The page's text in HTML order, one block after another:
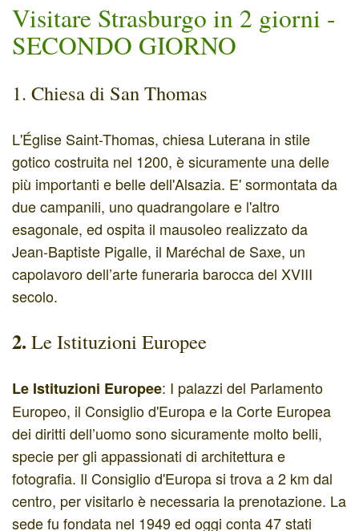
Visitare Strasburgo in 2 giorni -
SECONDO GIORNO
1. Chiesa di San Thomas
L'Église Saint-Thomas, chiesa Luterana in stile
gotico costruita nel 1200, è sicuramente una delle
più importanti e belle dell'Alsazia. E' sormontata da
due campanili, uno quadrangolare e l'altro
esagonale, ed ospita il mausoleo realizzato da
Jean-Baptiste Pigalle, il Maréchal de Saxe, un
capolavoro dell’arte funeraria barocca del XVIII
secolo.
2. Le Istituzioni Europee
Le Istituzioni Europee: I palazzi del Parlamento
Europeo, il Consiglio d'Europa e la Corte Europea
dei diritti dell’uomo sono sicuramente molto belli,
specie per gli appassionati di architettura e
fotografia. Il Consiglio d'Europa si trova a 2 km dal
centro, per visitarlo è necessaria la prenotazione. La
sede fu fondata nel 1949 ed oggi conta 47 stati